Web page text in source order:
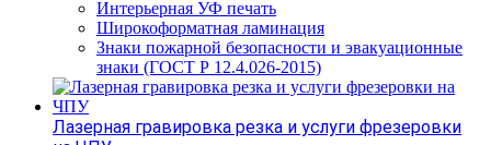
Интерьерная УФ печать
Широкоформатная ламинация
Знаки пожарной безопасности и эвакуационные
знаки (ГОСТ Р 12.4.026-2015)
Лазерная гравировка резка и услуги фрезеровки